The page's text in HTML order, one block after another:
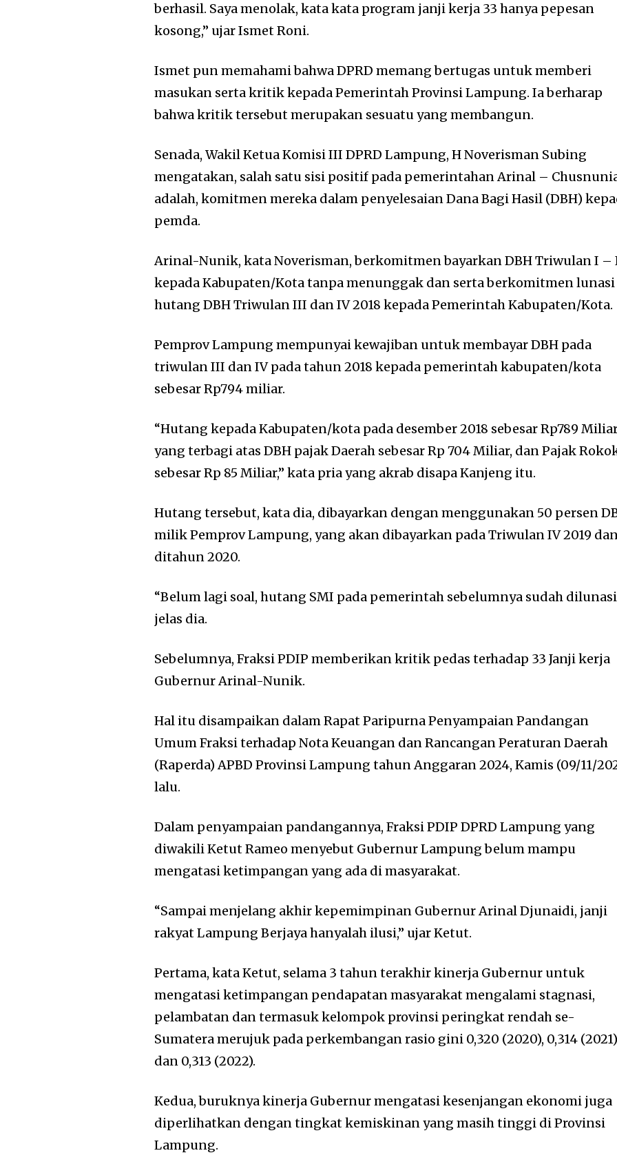
berhasil. Saya menolak, kata kata program janji kerja 33 hanya pepesan
kosong,” ujar Ismet Roni.
Ismet pun memahami bahwa DPRD memang bertugas untuk memberi
masukan serta kritik kepada Pemerintah Provinsi Lampung. Ia berharap
bahwa kritik tersebut merupakan sesuatu yang membangun.
Senada, Wakil Ketua Komisi III DPRD Lampung, H Noverisman Subing
mengatakan, salah satu sisi positif pada pemerintahan Arinal –
adalah, komitmen mereka dalam penyelesaian Dana Bagi Hasil (DBH)
pemda.
Arinal-Nunik, kata Noverisman, berkomitmen bayarkan DBH Triwulan I –
kepada Kabupaten/Kota tanpa menunggak dan serta berkomitmen lunasi
hutang DBH Triwulan III dan IV 2018 kepada Pemerintah Kabupaten/Kota.
Pemprov Lampung mempunyai kewajiban untuk membayar DBH pada
triwulan III dan IV pada tahun 2018 kepada pemerintah kabupaten/kota
sebesar Rp794 miliar.
“Hutang kepada Kabupaten/kota pada desember 2018 sebesar Rp789
yang terbagi atas DBH pajak Daerah sebesar Rp 704 Miliar, dan Pajak
sebesar Rp 85 Miliar,” kata pria yang akrab disapa Kanjeng itu.
Hutang tersebut, kata dia, dibayarkan dengan menggunakan 50 persen
milik Pemprov Lampung, yang akan dibayarkan pada Triwulan IV 2019
ditahun 2020.
“Belum lagi soal, hutang SMI pada pemerintah sebelumnya sudah
jelas dia.
Sebelumnya, Fraksi PDIP memberikan kritik pedas terhadap 33 Janji kerja
Gubernur Arinal-Nunik.
Hal itu disampaikan dalam Rapat Paripurna Penyampaian Pandangan
Umum Fraksi terhadap Nota Keuangan dan Rancangan Peraturan Daerah
(Raperda) APBD Provinsi Lampung tahun Anggaran 2024, Kamis (09/11/
lalu.
Dalam penyampaian pandangannya, Fraksi PDIP DPRD Lampung yang
diwakili Ketut Rameo menyebut Gubernur Lampung belum mampu
mengatasi ketimpangan yang ada di masyarakat.
“Sampai menjelang akhir kepemimpinan Gubernur Arinal Djunaidi, janji
rakyat Lampung Berjaya hanyalah ilusi,” ujar Ketut.
Pertama, kata Ketut, selama 3 tahun terakhir kinerja Gubernur untuk
mengatasi ketimpangan pendapatan masyarakat mengalami stagnasi,
pelambatan dan termasuk kelompok provinsi peringkat rendah se-
Sumatera merujuk pada perkembangan rasio gini 0,320 (2020), 0,314
dan 0,313 (2022).
Kedua, buruknya kinerja Gubernur mengatasi kesenjangan ekonomi juga
diperlihatkan dengan tingkat kemiskinan yang masih tinggi di Provinsi
Lampung.